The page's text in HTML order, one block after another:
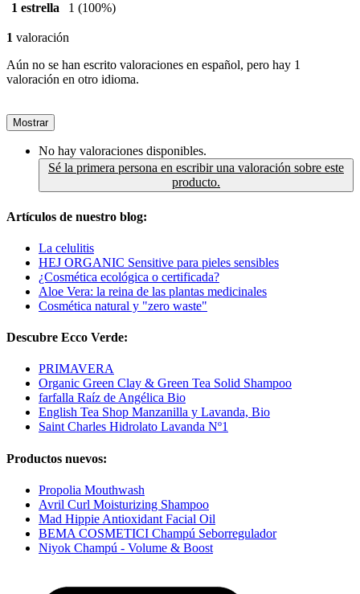
1 estrella
1 (100%)
1 valoración
Aún no se han escrito valoraciones en español, pero hay 1
valoración en otro idioma.
Mostrar
No hay valoraciones disponibles.
Sé la primera persona en escribir una valoración sobre este
producto.
Artículos de nuestro blog:
La celulitis
HEJ ORGANIC Sensitive para pieles sensibles
¿Cosmética ecológica o certificada?
Aloe Vera: la reina de las plantas medicinales
Cosmética natural y "zero waste"
Descubre Ecco Verde:
PRIMAVERA
Organic Green Clay & Green Tea Solid Shampoo
farfalla Raíz de Angélica Bio
English Tea Shop Manzanilla y Lavanda, Bio
Saint Charles Hidrolato Lavanda Nº1
Productos nuevos:
Propolia Mouthwash
Avril Curl Moisturizing Shampoo
Mad Hippie Antioxidant Facial Oil
BEMA COSMETICI Champú Seborregulador
Niyok Champú - Volume & Boost